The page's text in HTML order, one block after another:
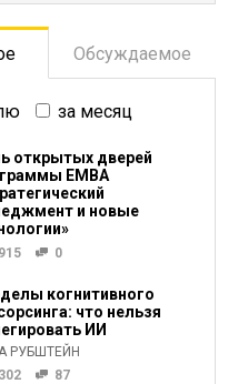
Обсуждаемое
за месяц
открытых дверей
ЕМВА
и новые
0
когнитивного
что нельзя
ИИ
РУБШТЕЙН
87